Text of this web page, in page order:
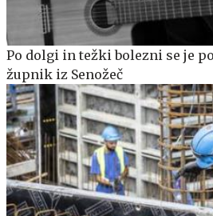
Po dolgi in težki bolezni se je
župnik iz Senožeč